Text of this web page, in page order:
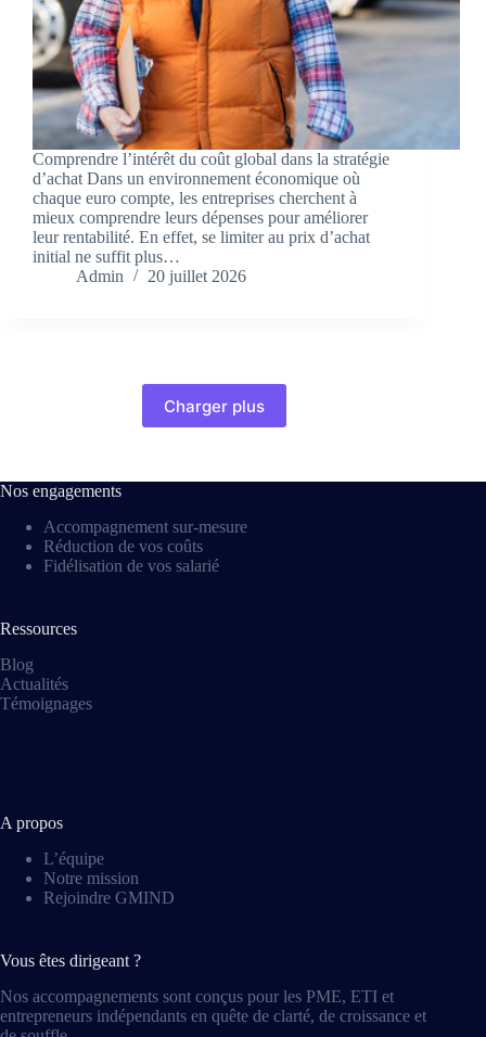
Comprendre l’intérêt du coût global dans la stratégie
d’achat Dans un environnement économique où
chaque euro compte, les entreprises cherchent à
mieux comprendre leurs dépenses pour améliorer
leur rentabilité. En effet, se limiter au prix d’achat
initial ne suffit plus…
Admin
20 juillet 2026
Charger plus
Nos engagements
Accompagnement sur-mesure
Réduction de vos coûts
Fidélisation de vos salarié
Ressources
Blog
Actualités
Témoignages
A propos
L’équipe
Notre mission
Rejoindre GMIND
Vous êtes dirigeant ?
Nos accompagnements sont conçus pour les PME, ETI et
entrepreneurs indépendants en quête de clarté, de croissance et